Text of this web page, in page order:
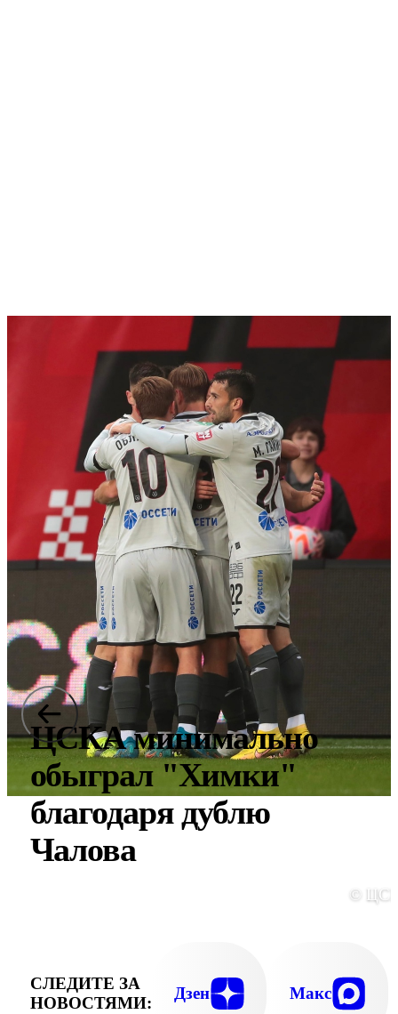
ЦСКА минимально
обыграл "Химки"
благодаря дублю
Чалова
©
СЛЕДИТЕ ЗА
НОВОСТЯМИ:
Дзен Макс